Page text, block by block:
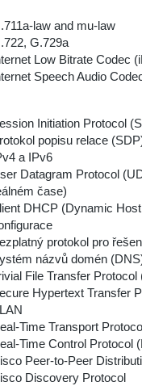
law and mu-law
G.729a
Low Bitrate Codec
Speech Audio
Initiation Protocol
popisu relace
a IPv6
Datagram Protocol
čase)
DHCP (Dynamic
protokol pro
názvů domén
File Transfer Protocol
Hypertext Transfer
Time Transport
Time Control Protocol
Peer-to-Peer
Discovery Protocol